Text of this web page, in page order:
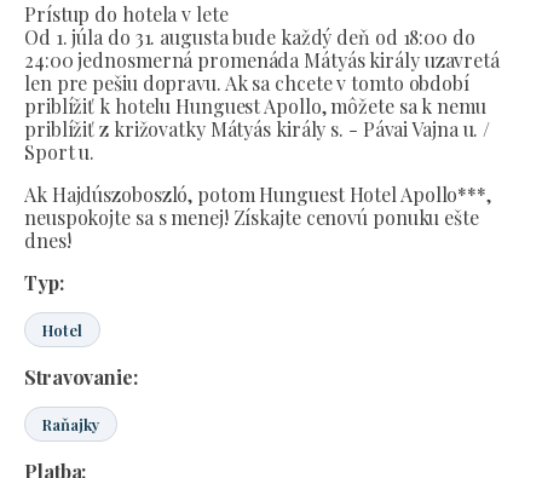
Prístup do hotela v lete
Od 1. júla do 31. augusta bude každý deň od 18:00 do
24:00 jednosmerná promenáda Mátyás király uzavretá
len pre pešiu dopravu. Ak sa chcete v tomto období
priblížiť k hotelu Hunguest Apollo, môžete sa k nemu
priblížiť z križovatky Mátyás király s. - Pávai Vajna u. /
Sport u.
Ak Hajdúszoboszló, potom Hunguest Hotel Apollo***,
neuspokojte sa s menej! Získajte cenovú ponuku ešte
dnes!
Typ:
Hotel
Stravovanie:
Raňajky
Platba: